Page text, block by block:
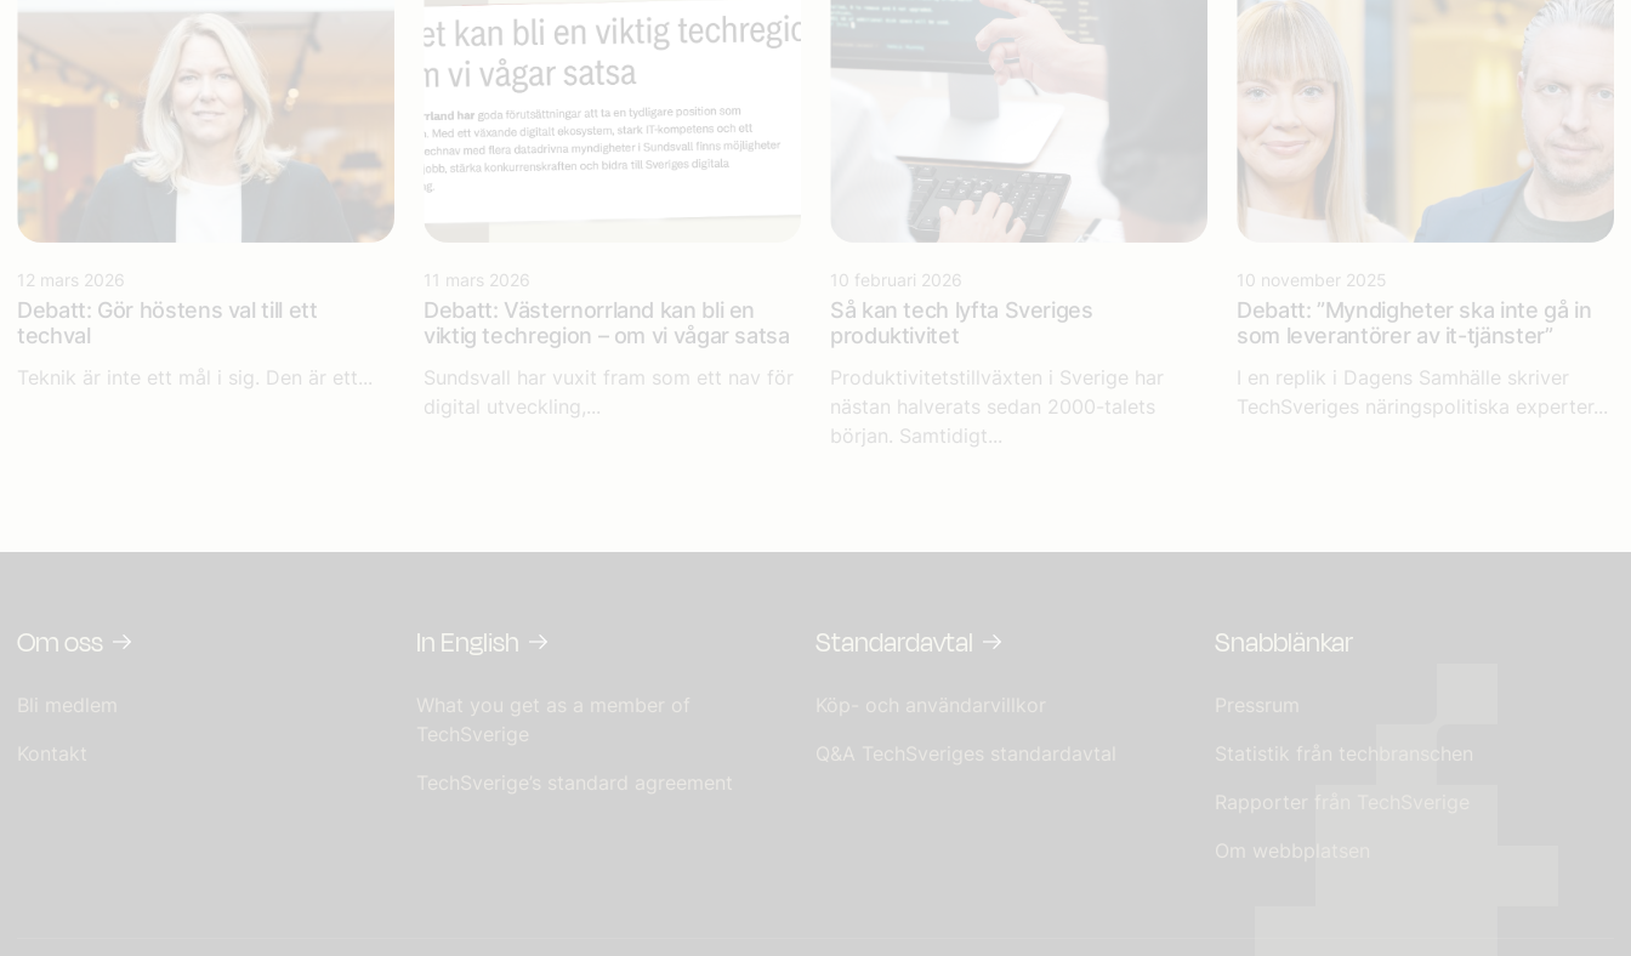
12 mars 2026
Debatt: Gör höstens val till ett
techval
Teknik är inte ett mål i sig. Den är ett...
11 mars 2026
Debatt: Västernorrland kan bli en
viktig techregion – om vi vågar satsa
Sundsvall har vuxit fram som ett nav för
digital utveckling,...
10 februari 2026
Så kan tech lyfta Sveriges
produktivitet
Produktivitetstillväxten i Sverige har
nästan halverats sedan 2000-talets
början. Samtidigt...
10 november 2025
Debatt: ”Myndigheter ska inte gå in
som leverantörer av it-tjänster”
I en replik i Dagens Samhälle skriver
TechSveriges näringspolitiska experter...
Om oss
Bli medlem
Kontakt
In English
What you get as a member of
TechSverige
TechSverige’s standard agreement
Standardavtal
Köp- och användarvillkor
Q&A TechSveriges standardavtal
Snabblänkar
Pressrum
Statistik från techbranschen
Rapporter från TechSverige
Om webbplatsen